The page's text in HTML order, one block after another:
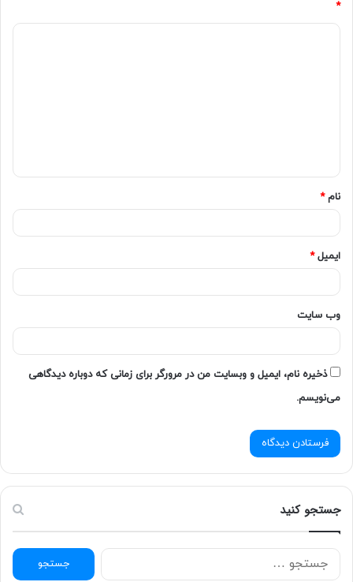
*
نام*
ایمیل*
وب‌ سایت
ذخیره نام، ایمیل و وبسایت من در مرورگر برای زمانی که دوباره دیدگاهی
می‌نویسم.
جستجو کنید
ج
س